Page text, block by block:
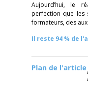
Aujourd’hui, le
perfection que les
formateurs, des
Il reste 94 % de
Plan de l'article